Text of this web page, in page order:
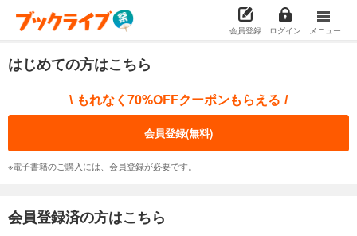
会員登録 ログイン メニュー
はじめての方はこちら
\ もれなく70%OFFクーポンもらえる /
会員登録(無料)
※電子書籍のご購入には、会員登録が必要です。
会員登録済の方はこちら